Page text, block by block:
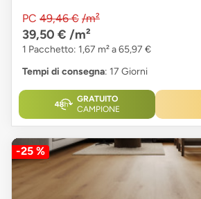
PC 49,46 € /m²
39,50 € /m²
1 Pacchetto: 1,67 m² a 65,97 €
Tempi di consegna: 17 Giorni
GRATUITO
CAMPIONE
-25 %